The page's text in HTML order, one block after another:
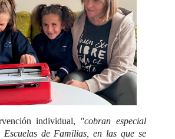
individual, "cobran especial
Escuelas de Familias, en las que se